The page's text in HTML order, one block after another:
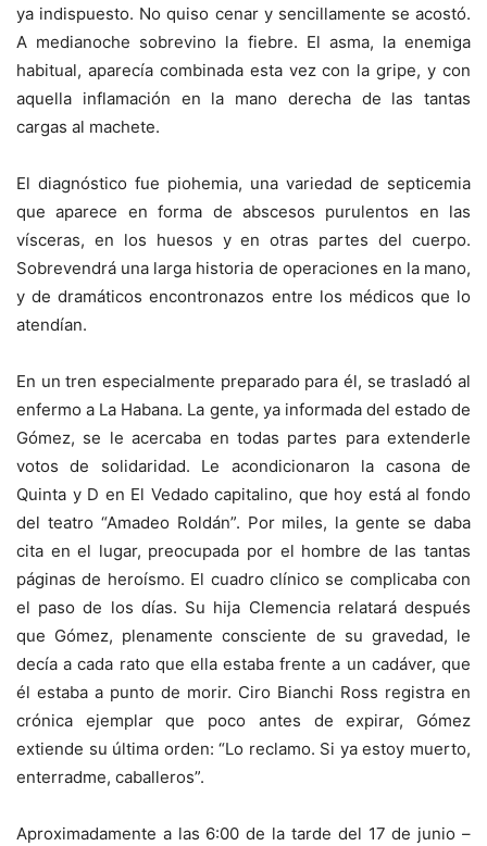
ya indispuesto. No quiso cenar y sencillamente se acostó.
A medianoche sobrevino la fiebre. El asma, la enemiga
habitual, aparecía combinada esta vez con la gripe, y con
aquella inflamación en la mano derecha de las tantas
cargas al machete.
El diagnóstico fue piohemia, una variedad de septicemia
que aparece en forma de abscesos purulentos en las
vísceras, en los huesos y en otras partes del cuerpo.
Sobrevendrá una larga historia de operaciones en la mano,
y de dramáticos encontronazos entre los médicos que lo
atendían.
En un tren especialmente preparado para él, se trasladó al
enfermo a La Habana. La gente, ya informada del estado de
Gómez, se le acercaba en todas partes para extenderle
votos de solidaridad. Le acondicionaron la casona de
Quinta y D en El Vedado capitalino, que hoy está al fondo
del teatro “Amadeo Roldán”. Por miles, la gente se daba
cita en el lugar, preocupada por el hombre de las tantas
páginas de heroísmo. El cuadro clínico se complicaba con
el paso de los días. Su hija Clemencia relatará después
que Gómez, plenamente consciente de su gravedad, le
decía a cada rato que ella estaba frente a un cadáver, que
él estaba a punto de morir. Ciro Bianchi Ross registra en
crónica ejemplar que poco antes de expirar, Gómez
extiende su última orden: “Lo reclamo. Si ya estoy muerto,
enterradme, caballeros”.
Aproximadamente a las 6:00 de la tarde del 17 de junio –